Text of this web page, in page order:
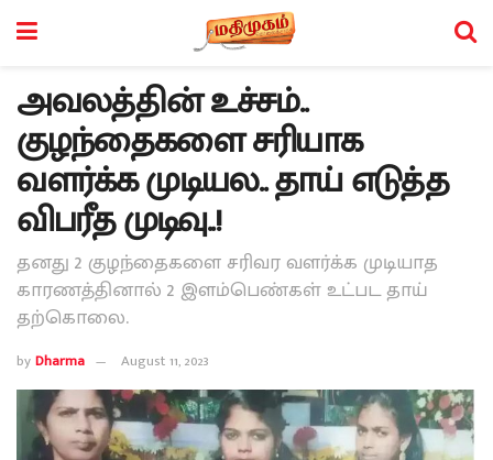
அவலத்தின் உச்சம்..
குழந்தைகளை சரியாக
வளர்க்க முடியல.. தாய் எடுத்த
விபரீத முடிவு..!
தனது 2 குழந்தைகளை சரிவர வளர்க்க முடியாத
காரணத்தினால் 2 இளம்பெண்கள் உட்பட தாய்
தற்கொலை.
byDharma August 11, 2023